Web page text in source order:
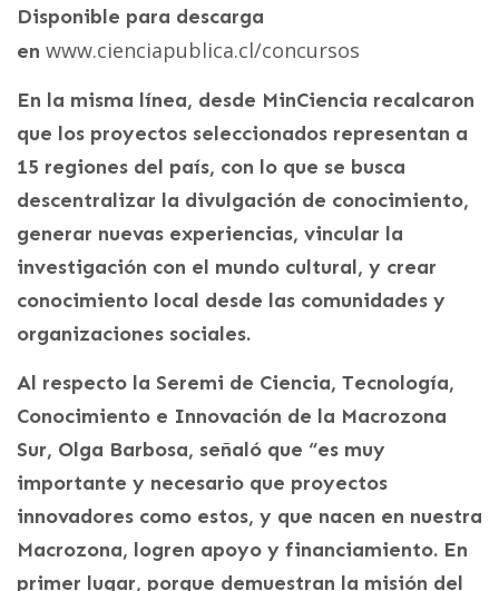
Disponible para descarga
en www.cienciapublica.cl/concursos
En la misma línea, desde MinCiencia recalcaron
que los proyectos seleccionados representan a
15 regiones del país, con lo que se busca
descentralizar la divulgación de conocimiento,
generar nuevas experiencias, vincular la
investigación con el mundo cultural, y crear
conocimiento local desde las comunidades y
organizaciones sociales.
Al respecto la Seremi de Ciencia, Tecnología,
Conocimiento e Innovación de la Macrozona
Sur, Olga Barbosa, señaló que “es muy
importante y necesario que proyectos
innovadores como estos, y que nacen en nuestra
Macrozona, logren apoyo y financiamiento. En
primer lugar, porque demuestran la misión del